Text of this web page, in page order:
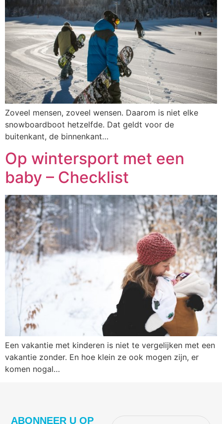
Zoveel mensen, zoveel wensen. Daarom is niet elke
snowboardboot hetzelfde. Dat geldt voor de
buitenkant, de binnenkant…
Op wintersport met een
baby – Checklist
Een vakantie met kinderen is niet te vergelijken met een
vakantie zonder. En hoe klein ze ook mogen zijn, er
komen nogal…
ABONNEER U OP